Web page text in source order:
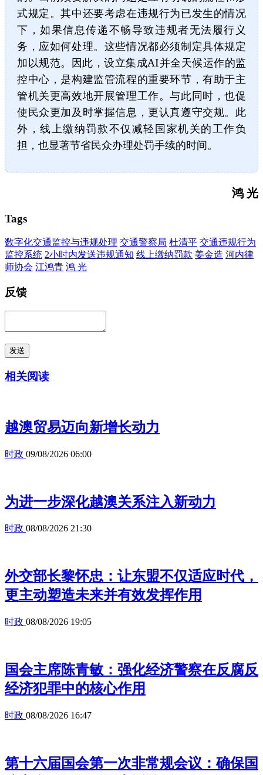
式规定。其中还要考虑在违规行为已发生的情况
下，如果信息传递不畅导致违规者无法履行义
务，应如何处理。这些情况都必须制定具体规定
加以规范。因此，设立集成AI并全天候运作的监
控中心，是构建监管流程的重要环节，有助于主
管机关更高效地开展管理工作。与此同时，也促
使民众更加及时掌握信息，更认真遵守交规。此
外，线上缴纳罚款不仅减轻国家机关的工作负
担，也显著节省民众办理处罚手续的时间。
鸿 光
Tags
数字化交通监控与违规处理 交通警察局 杜清平 交通违规行为
监控系统 2小时内发送违规通知 线上缴纳罚款 姜金造 河内律
师协会 江鸿青 鸿 光
反馈
发送
相关阅读
越澳贸易迈向新增长动力
时政 09/08/2026 06:00
为进一步深化越澳关系注入新动力
时政 08/08/2026 21:30
外交部长黎怀忠：让东盟不仅适应时代，
更主动塑造未来并有效发挥作用
时政 08/08/2026 19:05
国会主席陈青敏：强化经济警察在反腐反
经济犯罪中的核心作用
时政 08/08/2026 16:47
第十六届国会第一次非常规会议：确保国